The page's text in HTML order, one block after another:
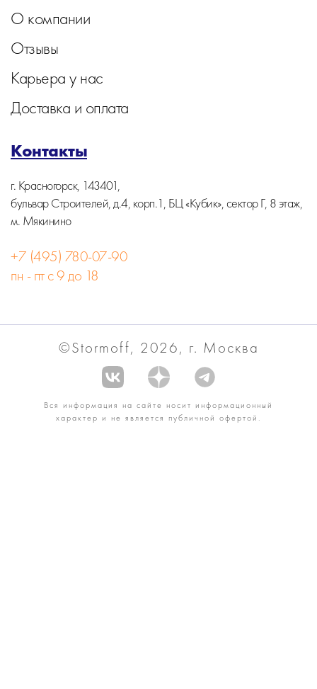
О компании
Отзывы
Карьера у нас
Доставка и оплата
Контакты
г. Красногорск, 143401,
бульвар Строителей, д.4, корп.1, БЦ «Кубик», сектор Г, 8 этаж,
м. Мякинино
+7 (495) 780-07-90
пн - пт с 9 до 18
©Stormoff, 2026, г. Москва
Вся информация на сайте носит информационный
характер и не является публичной офертой.